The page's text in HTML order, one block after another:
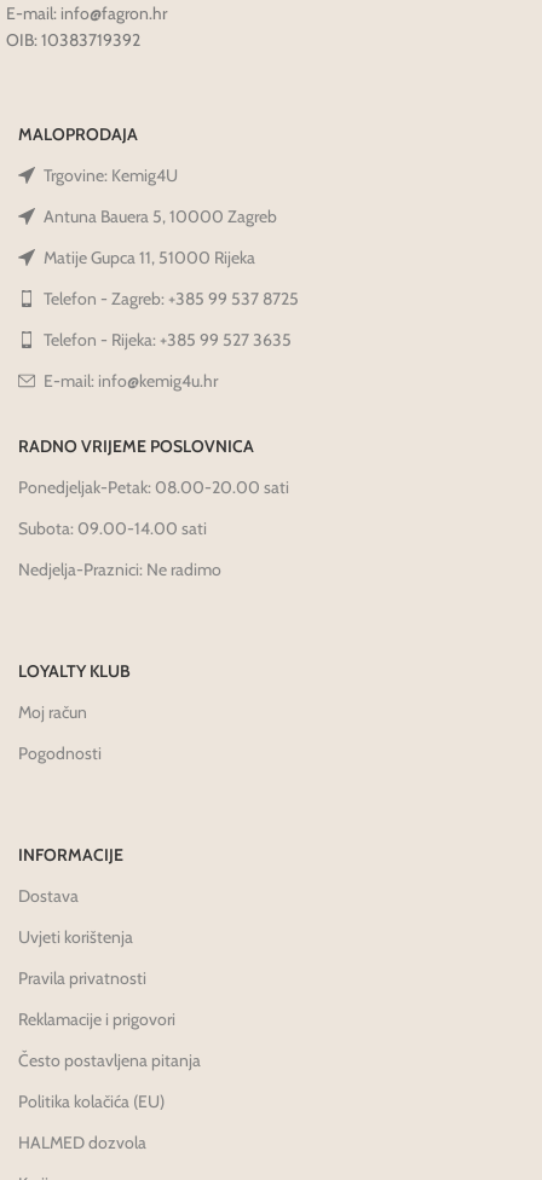
E-mail: info@fagron.hr
OIB: 10383719392
MALOPRODAJA
Trgovine: Kemig4U
Antuna Bauera 5, 10000 Zagreb
Matije Gupca 11, 51000 Rijeka
Telefon - Zagreb: +385 99 537 8725
Telefon - Rijeka: +385 99 527 3635
E-mail: info@kemig4u.hr
RADNO VRIJEME POSLOVNICA
Ponedjeljak-Petak: 08.00-20.00 sati
Subota: 09.00-14.00 sati
Nedjelja-Praznici: Ne radimo
LOYALTY KLUB
Moj račun
Pogodnosti
INFORMACIJE
Dostava
Uvjeti korištenja
Pravila privatnosti
Reklamacije i prigovori
Često postavljena pitanja
Politika kolačića (EU)
HALMED dozvola